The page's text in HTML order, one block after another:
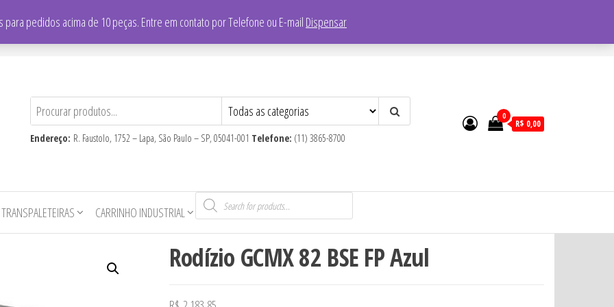
Endereço: R. Faustolo, 1752 – Lapa, São Paulo – SP, 05041-001 Telefone: (11) 3865-8700
0
R$ 0,00
CARRINHO INDUSTRIAL
Pesquisar
produtos
Rodízio GCMX 82 BSE FP Azul
para pedidos acima de 10 peças. Entre em contato por Telefone ou E-mail Dispensar